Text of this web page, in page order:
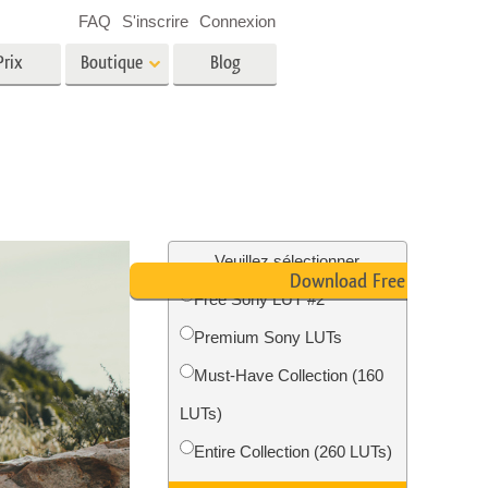
Services de restauration photo
Boutique Blog
FAQ S'inscrire Connexion
Veuillez sélectionner
Free Sony LUT #2
Premium Sony LUTs
Must-Have Collection (160
LUTs)
Entire Collection (260 LUTs)
Download Free LUT